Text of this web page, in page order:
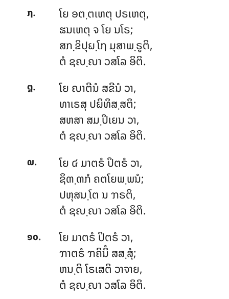
໗. ໂຍ ອຕ຺ຕເຫຕຸ ປຣເຫຕຸ,
ຘນເຫຕຸ ຈ ໂຍ ນໂຣ;
ສກ຺ຂິປຸຏ຺ໂຐ ມຸສາພ຺ຣູຕິ,
ຕໍ ຊຎ຺ຎາ ວສໂລ ອິຕິ.
໘. ໂຍ ຎາຕີນໍ ສຂີນໍ ວາ,
ທາເຣສຸ ປຏິທິສ຺ສຕິ;
ສຫສາ ສມ຺ປິເຍນ ວາ,
ຕໍ ຊຎ຺ຎາ ວສໂລ ອິຕິ.
໙. ໂຍ ໔ ມາຕຣໍ ປິຕຣໍ ວາ,
ຊິຓ຺ຓກໍ ຄຕໂຍພ຺ພນໍ;
ປຫຸສນ຺ໂຕ ນ ຠຣຕິ,
ຕໍ ຊຎ຺ຎາ ວສໂລ ອິຕິ.
໑໐. ໂຍມາຕຣໍ ປິຕຣໍ ວາ,
ຠາຕຣໍ ຠຄິນິໍ ສສ຺ສຸໍ;
ຫນ຺ຕິ ໂຣເສຕິ ວາຈາຍ,
ຕໍ ຊຎ຺ຎາ ວສໂລ ອິຕິ.